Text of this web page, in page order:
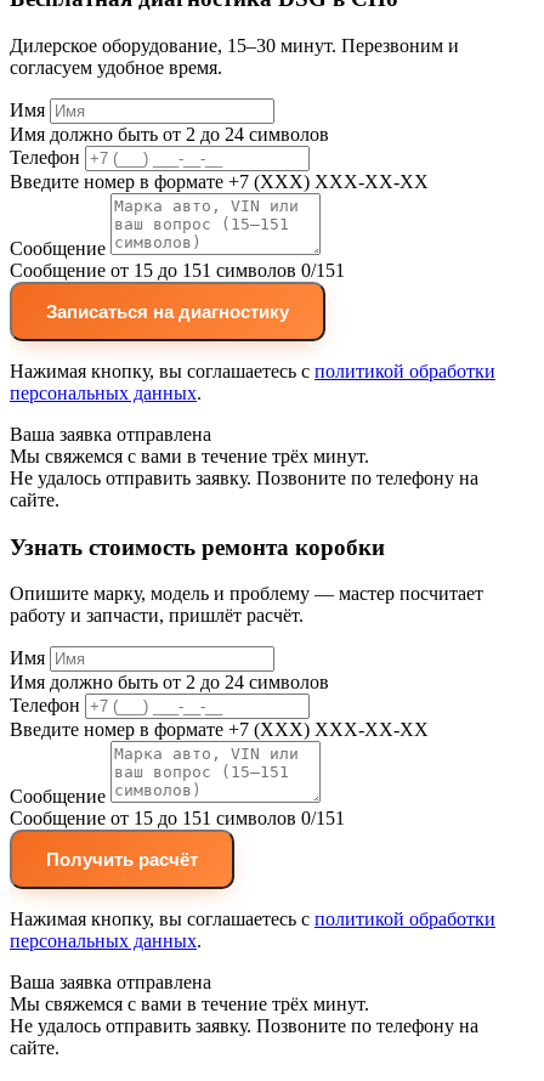
Дилерское оборудование, 15–30 минут. Перезвоним и
согласуем удобное время.
Имя
Имя должно быть от 2 до 24 символов
Телефон
Введите номер в формате +7 (XXX) XXX-XX-XX
Сообщение
Сообщение от 15 до 151 символов 0/151
Записаться на диагностику
Нажимая кнопку, вы соглашаетесь с политикой обработки
персональных данных.
Ваша заявка отправлена
Мы свяжемся с вами в течение трёх минут.
Не удалось отправить заявку. Позвоните по телефону на
сайте.
Узнать стоимость ремонта коробки
Опишите марку, модель и проблему — мастер посчитает
работу и запчасти, пришлёт расчёт.
Имя
Имя должно быть от 2 до 24 символов
Телефон
Введите номер в формате +7 (XXX) XXX-XX-XX
Сообщение
Сообщение от 15 до 151 символов 0/151
Получить расчёт
Нажимая кнопку, вы соглашаетесь с политикой обработки
персональных данных.
Ваша заявка отправлена
Мы свяжемся с вами в течение трёх минут.
Не удалось отправить заявку. Позвоните по телефону на
сайте.